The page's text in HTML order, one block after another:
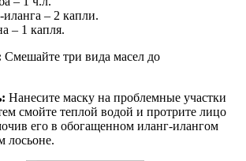
– 2 капли.
– 1 капля.
Смешайте три вида масел до
Нанесите маску на проблемные участки
смойте теплой водой и протрите лицо
его в обогащенном иланг-илангом
лосьоне.